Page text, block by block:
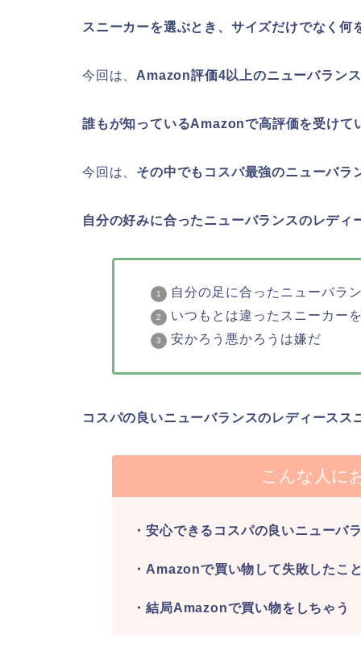
スニーカーを選ぶとき、サイズだけでなく
今回は、 Amazon評価4以上のニューバラン
誰もが知っているAmazonで高評価を受けて
今回は、 その中でもコスパ最強のニューバラ
自分の好みに合ったニューバランスのレデ
自分の足に合ったニューバラ
いつもとは違ったスニーカー
安かろう悪かろうは嫌だ
コスパの良いニューバランスのレディース
こんな人に
・安心できるコスパの良いニューバ
・Amazonで買い物して失敗したこ
・結局Amazonで買い物をしちゃう